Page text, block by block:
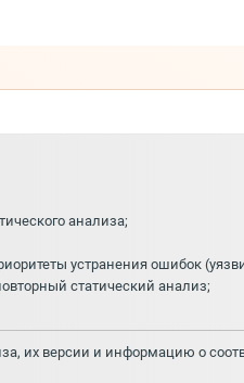
анализа;
устранения ошибок
статический анализ;
их версии и информацию о